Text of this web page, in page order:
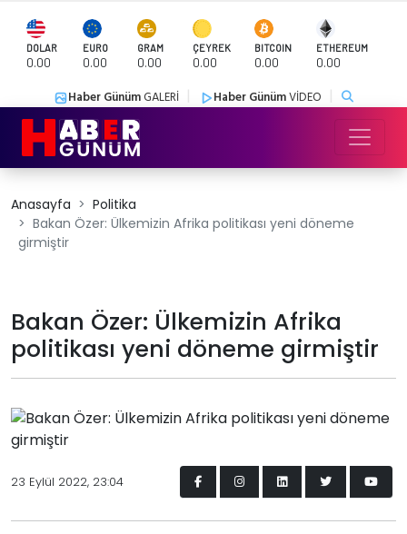
DOLAR
0.00
EURO
0.00
GRAM
0.00
ÇEYREK
0.00
BITCOIN
0.00
ETHEREUM
0.00
Haber GünümGALERİ | Haber GünümVİDEO |
Anasayfa
Politika
Bakan Özer: Ülkemizin Afrika politikası yeni döneme
girmiştir
Bakan Özer: Ülkemizin Afrika
politikası yeni döneme girmiştir
23 Eylül 2022, 23:04